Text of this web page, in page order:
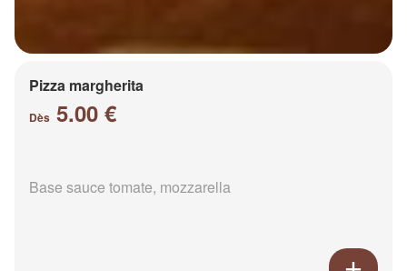
Pizza margherita
Dès 5.00 €
Base sauce tomate, mozzarella